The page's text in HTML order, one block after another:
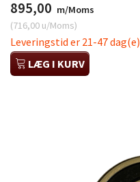
895,00 m/Moms
(716,00 u/Moms)
Leveringstid er 21-47 dag(e)
LÆG I KURV